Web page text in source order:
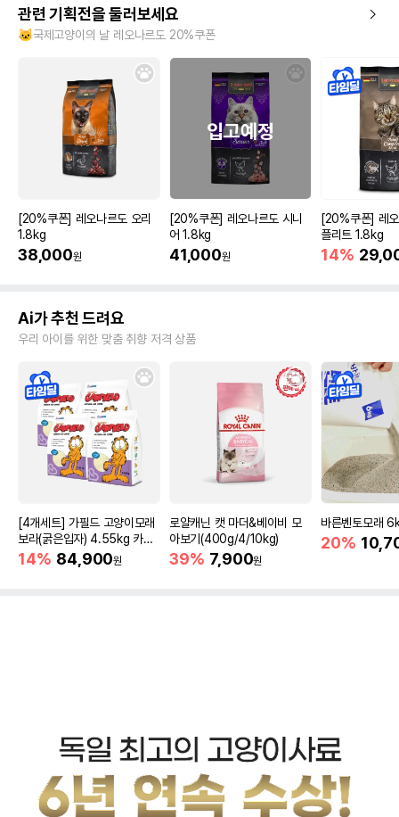
관련 기획전을 둘러보세요
🐱국제고양이의 날 레오나르도 20%쿠폰
[20%쿠폰] 레오나르도 오리
1.8kg
38,000원
[20%쿠폰] 레오나르도 시니
어 1.8kg
41,000원
[20%쿠폰] 레
플리트 1.8kg
14%
Ai가 추천 드려요
우리 아이를 위한 맞춤 취향 저격 상품
[4개세트] 가필드 고양이모래
보라(굵은입자) 4.55kg 카사
바모래
14% 84,900원
로얄캐닌 캣 마더&베이비 모
아보기(400g/4/10kg)
39% 7,900원
바른벤토모래
20%